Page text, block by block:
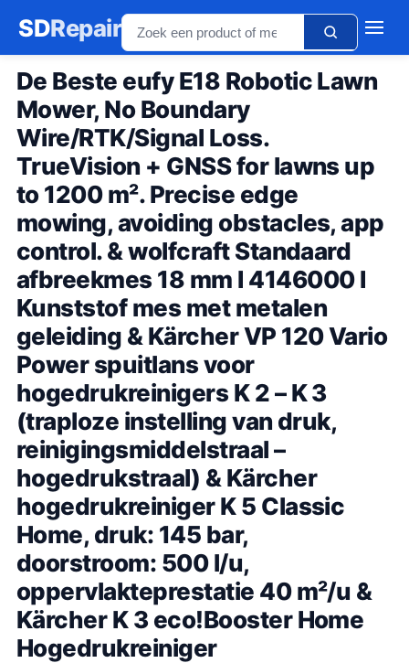
SDRepair
De Beste eufy E18 Robotic Lawn
Mower, No Boundary
Wire/RTK/Signal Loss.
TrueVision + GNSS for lawns up
to 1200 m². Precise edge
mowing, avoiding obstacles, app
control. & wolfcraft Standaard
afbreekmes 18 mm I 4146000 I
Kunststof mes met metalen
geleiding & Kärcher VP 120 Vario
Power spuitlans voor
hogedrukreinigers K 2 – K 3
(traploze instelling van druk,
reinigingsmiddelstraal –
hogedrukstraal) & Kärcher
hogedrukreiniger K 5 Classic
Home, druk: 145 bar,
doorstroom: 500 l/u,
oppervlakteprestatie 40 m²/u &
Kärcher K 3 eco!Booster Home
Hogedrukreiniger